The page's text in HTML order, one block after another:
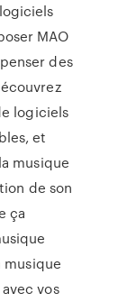
MAO
des
logiciels
et
musique
de son
ça
musique
vos